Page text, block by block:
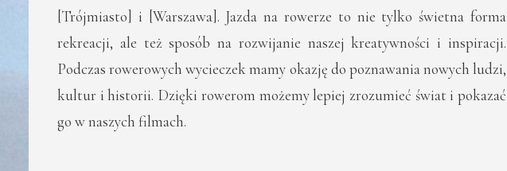
[Trójmiasto] i [Warszawa]. Jazda na rowerze to nie tylko świetna forma
rekreacji, ale też sposób na rozwijanie naszej kreatywności i inspiracji.
Podczas rowerowych wycieczek mamy okazję do poznawania nowych ludzi,
kultur i historii. Dzięki rowerom możemy lepiej zrozumieć świat i pokazać
go w naszych filmach.